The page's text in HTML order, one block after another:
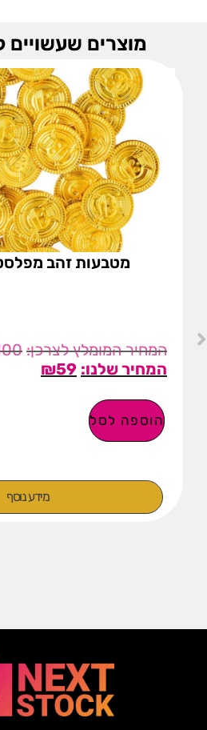
מוצרים שעשויים
מטבעות זהב מפלסטיק
₪59
הוספה לסל
מידע נוסף